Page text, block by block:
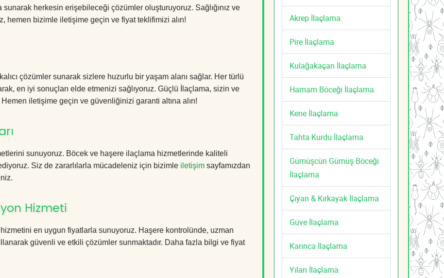
herkesin erişebileceği çözümler oluşturuyoruz. Sağlığınız ve
hemen bizimle iletişime geçin ve fiyat teklifimizi alın!
çözümler sunarak sizlere huzurlu bir yaşam alanı sağlar. Her türlü
en iyi sonuçları elde etmenizi sağlıyoruz. Güçlü İlaçlama, sizin ve
iletişime geçin ve güvenliğinizi garanti altına alın!
sunuyoruz. Böcek ve haşere ilaçlama hizmetlerinde kaliteli
Siz de zararlılarla mücadeleniz için bizimle iletişim sayfamızdan
Hizmeti
en uygun fiyatlarla sunuyoruz. Haşere kontrolünde, uzman
güvenli ve etkili çözümler sunmaktadır. Daha fazla bilgi ve fiyat
Akrep İlaçlama
Pire İlaçlama
Kulağakaçan İlaçlama
Hamam Böceği İlaçlama
Kene İlaçlama
Tahta Kurdu İlaçlama
Gümüşcün Gümüş Böceği
İlaçlama
Çıyan & Kırkayak İlaçlama
Güve İlaçlama
Karınca İlaçlama
Yılan İlaçlama